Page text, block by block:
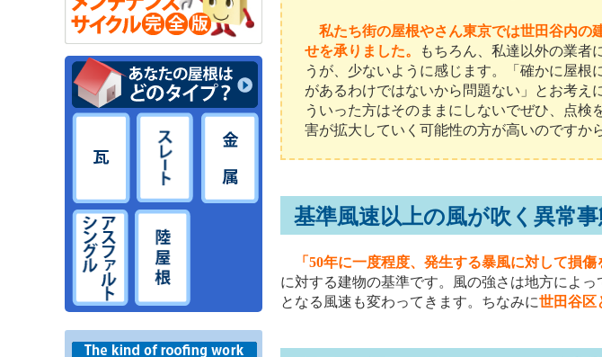
私たち街の屋根やさん東京では世田谷内の
せを承りました。
もちろん、私達以外の業者
うが、少ないように感じます。「確かに屋
があるわけではないから問題ない」とお考え
ういった方はそのままにしないでぜひ、点
害が拡大していく可能性の方が高いのですから
基準風速以上の風が吹く異常
「50年に一度程度、発生する暴風に対して損傷
に対する建物の基準です。風の強さは地方によ
となる風速も変わってきます。ちなみに世田谷区